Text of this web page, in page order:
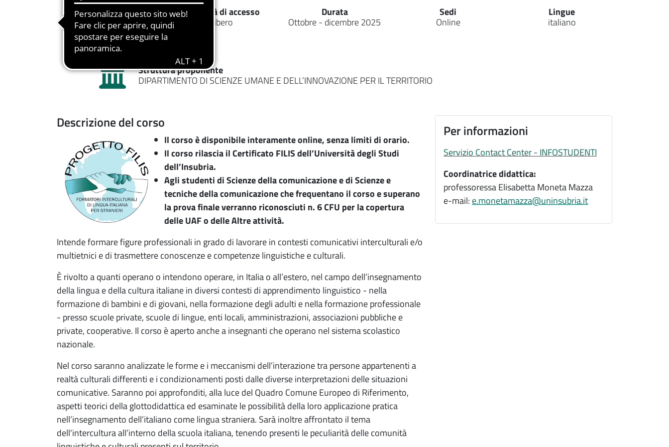
Tipologia di corso
Corso di formazione
Modalità di accesso
Libero
Durata
Ottobre - dicembre 2025
Sedi
Online
Lingue
italiano
Struttura proponente
DIPARTIMENTO DI SCIENZE UMANE E DELL’INNOVAZIONE PER IL TERRITORIO
Descrizione del corso
Il corso è disponibile interamente online, senza limiti di orario.
Il corso rilascia il Certificato FILIS dell’Università degli Studi
dell’Insubria.
Agli studenti di Scienze della comunicazione e di Scienze e
tecniche della comunicazione che frequentano il corso e superano
la prova finale verranno riconosciuti n. 6 CFU per la copertura
delle UAF o delle Altre attività.
Intende formare figure professionali in grado di lavorare in contesti comunicativi interculturali e/o
multietnici e di trasmettere conoscenze e competenze linguistiche e culturali.
È rivolto a quanti operano o intendono operare, in Italia o all’estero, nel campo dell’insegnamento
della lingua e della cultura italiane in diversi contesti di apprendimento linguistico - nella
formazione di bambini e di giovani, nella formazione degli adulti e nella formazione professionale
- presso scuole private, scuole di lingue, enti locali, amministrazioni, associazioni pubbliche e
private, cooperative. Il corso è aperto anche a insegnanti che operano nel sistema scolastico
nazionale.
Nel corso saranno analizzate le forme e i meccanismi dell’interazione tra persone appartenenti a
realtà culturali differenti e i condizionamenti posti dalle diverse interpretazioni delle situazioni
comunicative. Saranno poi approfonditi, alla luce del Quadro Comune Europeo di Riferimento,
aspetti teorici della glottodidattica ed esaminate le possibilità della loro applicazione pratica
nell’insegnamento dell’italiano come lingua straniera. Sarà inoltre affrontato il tema
dell'intercultura all’interno della scuola italiana, tenendo presenti le peculiarità delle comunità
Per informazioni
Servizio Contact Center - INFOSTUDENTI
Coordinatrice didattica:
professoressa Elisabetta Moneta Mazza
e-mail: e.monetamazza@uninsubria.it